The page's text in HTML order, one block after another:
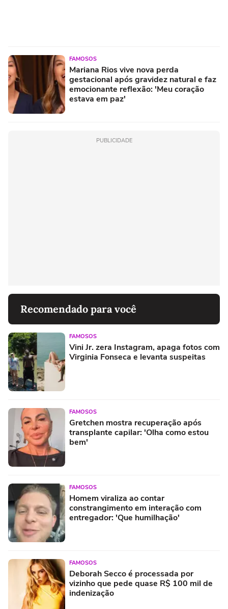
FAMOSOS
Mariana Rios vive nova perda
gestacional após gravidez natural e faz
emocionante reflexão: 'Meu coração
estava em paz'
PUBLICIDADE
Recomendado para você
FAMOSOS
Vini Jr. zera Instagram, apaga fotos com
Virginia Fonseca e levanta suspeitas
FAMOSOS
Gretchen mostra recuperação após
transplante capilar: 'Olha como estou
bem'
FAMOSOS
Homem viraliza ao contar
constrangimento em interação com
entregador: 'Que humilhação'
FAMOSOS
Deborah Secco é processada por
vizinho que pede quase R$ 100 mil de
indenização